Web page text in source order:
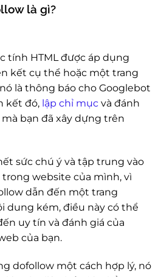
là gì?
tính HTML được áp dụng
kết cụ thể hoặc một trang
là thông báo cho Googlebot
kết đó, lập chỉ mục và đánh
bạn đã xây dựng trên
sức chú ý và tập trung vào
trong website của mình, vì
dẫn đến một trang
dung kém, điều này có thể
uy tín và đánh giá của
của bạn.
dofollow một cách hợp lý, nó